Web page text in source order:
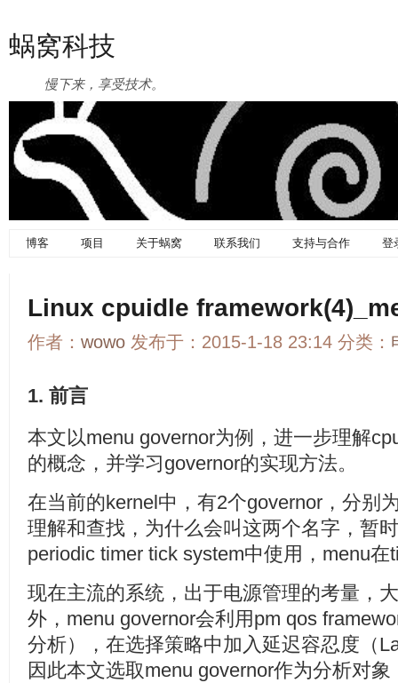
蜗窝科技
慢下来，享受技术。
博客 项目 关于蜗窝 联系我们 支持与合作 登
Linux cpuidle
作者： wowo 发布于：2015-1-18 23:14 分类：
1. 前言
本文以menu governor为例，进一步理解
的概念，并学习governor的实现方法。
在当前的kernel中，有2个governor，分别
理解和查找，为什么会叫这两个名字，暂
periodic timer tick system中使用，menu
现在主流的系统，出于电源管理的考量，
外，menu governor会利用pm qos
分析），在选择策略中加入延迟容忍度（
因此本文选取menu governor作为分析对